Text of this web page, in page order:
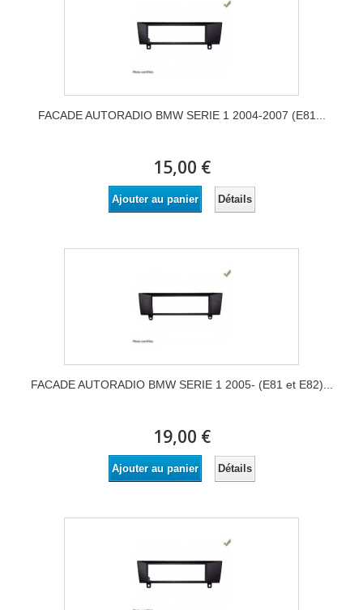
FACADE AUTORADIO BMW SERIE 1 2004-2007 (E81...
15,00 €
Ajouter au panier Détails
FACADE AUTORADIO BMW SERIE 1 2005- (E81 et E82)...
19,00 €
Ajouter au panier Détails